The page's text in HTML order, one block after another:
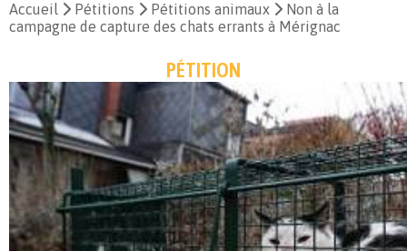
Accueil Pétitions Pétitions animaux
Non à la
campagne de capture des chats errants à Mérignac
PÉTITION